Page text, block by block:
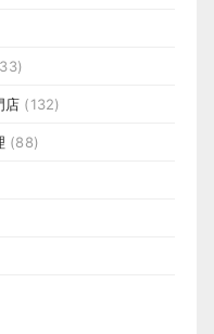
店 (132)
(88)